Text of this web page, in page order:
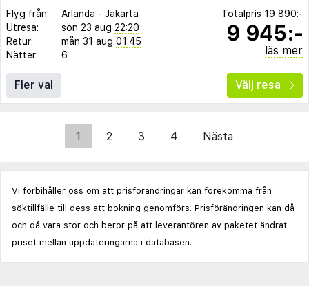
Flyg från:
Arlanda - Jakarta
Utresa:
sön 23 aug 22:20
Retur:
mån 31 aug 01:45
Nätter:
6
Totalpris 19 890:-
9 945:-
läs mer
Fler val Välj resa
1 2 3 4 Nästa
Vi förbihåller oss om att prisförändringar kan förekomma från
söktillfälle till dess att bokning genomförs. Prisförändringen kan då
och då vara stor och beror på att leverantören av paketet ändrat
priset mellan uppdateringarna i databasen.